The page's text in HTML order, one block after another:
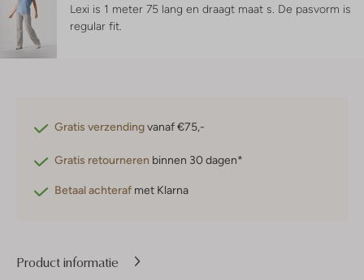
Lexi is 1 meter 75 lang en draagt maat s. De pasvorm is
regular fit
Gratis verzendingvanaf €75,-
Gratis retourneren binnen 30 dagen*
Betaal achteraf met Klarna
Product informatie